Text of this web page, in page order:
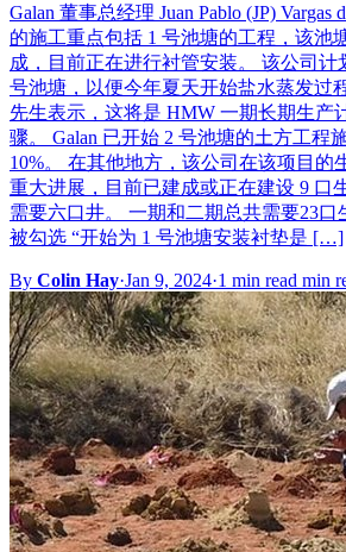
Galan 董事总经理 Juan Pablo (JP) Vargas
的施工重点包括 1 号池塘的工程，该池
成，目前正在进行衬管安装。 该公司计
号池塘，以便今年夏天开始盐水蒸发过程
先生表示，这将是 HMW 一期长期生产
骤。 Galan 已开始 2 号池塘的土方工程
10%。 在其他地方，该公司在该项目的
重大进展，目前已建成或正在建设 9 口
需要六口井。 一期和二期总共需要23口
被勾选 “开始为 1 号池塘安装衬垫是 […]
By Colin Hay·Jan 9, 2024·1 min read min